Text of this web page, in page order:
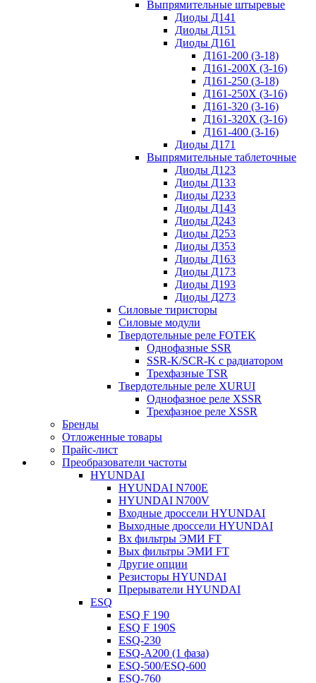
Выпрямительные штыревые
Диоды Д141
Диоды Д151
Диоды Д161
Д161-200 (3-18)
Д161-200Х (3-16)
Д161-250 (3-18)
Д161-250Х (3-16)
Д161-320 (3-16)
Д161-320Х (3-16)
Д161-400 (3-16)
Диоды Д171
Выпрямительные таблеточные
Диоды Д123
Диоды Д133
Диоды Д233
Диоды Д143
Диоды Д243
Диоды Д253
Диоды Д353
Диоды Д163
Диоды Д173
Диоды Д193
Диоды Д273
Силовые тиристоры
Силовые модули
Твердотельные реле FOTEK
Однофазные SSR
SSR-K/SCR-K с радиатором
Трехфазные TSR
Твердотельные реле XURUI
Однофазное реле XSSR
Трехфазное реле XSSR
Бренды
Отложенные товары
Прайс-лист
Преобразователи частоты
HYUNDAI
HYUNDAI N700E
HYUNDAI N700V
Входные дроссели HYUNDAI
Выходные дроссели HYUNDAI
Вх фильтры ЭМИ FT
Вых фильтры ЭМИ FT
Другие опции
Резисторы HYUNDAI
Прерыватели HYUNDAI
ESQ
ESQ F 190
ESQ F 190S
ESQ-230
ESQ-A200 (1 фаза)
ESQ-500/ESQ-600
ESQ-760